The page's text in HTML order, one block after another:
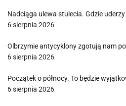
Nadciąga ulewa stulecia. Gdzie
6 sierpnia 2026
Olbrzymie antycyklony zgotują nam
6 sierpnia 2026
Początek o północy. To będzie
6 sierpnia 2026